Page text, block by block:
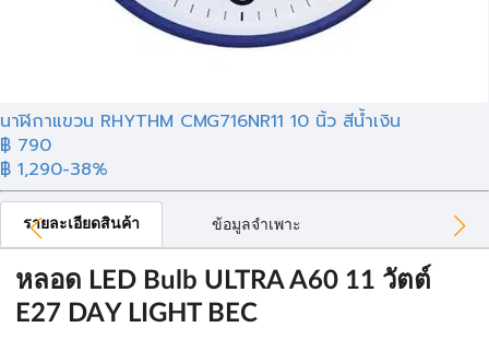
นาฬิกาแขวน RHYTHM CMG716NR11 10 นิ้ว สีน้ำเงิน
฿ 790
฿ 1,290-38%
รายละเอียดสินค้า ข้อมูลจำเพาะ
หลอด LED Bulb ULTRA A60 11 วัตต์
E27 DAY LIGHT BEC